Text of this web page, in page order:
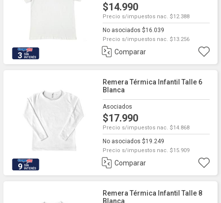
3
$14.990
Precio s/impuestos nac. $12.388
No asociados $16.039
Precio s/impuestos nac. $13.256
Comparar
9
Remera Térmica Infantil Talle 6
Blanca
Asociados
$17.990
Precio s/impuestos nac. $14.868
No asociados $19.249
Precio s/impuestos nac. $15.909
Comparar
Remera Térmica Infantil Talle 8
Blanca